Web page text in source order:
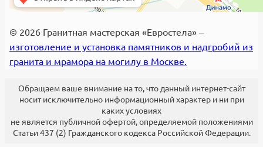
© 2026 Гранитная мастерская «Евростела» –
изготовление и установка памятников и надгробий из
гранита и мрамора на могилу в Москве.
Обращаем ваше внимание на то, что данный интернет-сайт
носит исключительно информационный характер и ни при
каких условиях
не является публичной офертой, определяемой положениями
Статьи 437 (2) Гражданского кодекса Российской Федерации.